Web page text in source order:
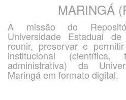
MARINGÁ
A missão do
Universidade Estadual
reunir, preservar e
institucional
administrativa) da
Maringá em formato digital.